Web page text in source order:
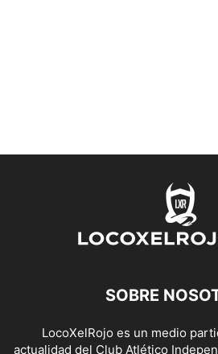
SOBRE
LocoXelRojo es un medio
actualidad del Club Atlético